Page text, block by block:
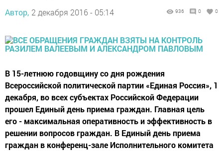
Автор, 2 декабря 2016 - 05:14 936 0 0
В 15-летнюю годовщину со дня рождения
Всероссийской политической партии «Единая Россия», 1
декабря, во всех субъектах Российской Федерации
прошел Единый день приема граждан. Главная цель
его - максимальная оперативность и эффективность в
решении вопросов граждан. В Единый день приема
граждан в конференц-зале Исполнительного комитета